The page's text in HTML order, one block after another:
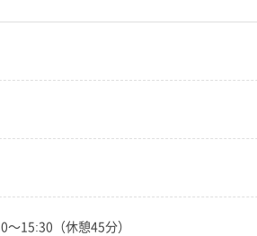
15:30（休憩45分）